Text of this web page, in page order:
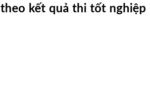
theo kết quả thi tốt nghiệp